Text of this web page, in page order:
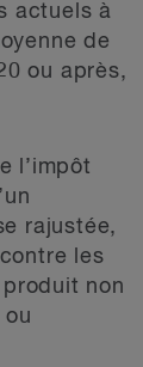
actuels à
de
ou après,
l’impôt
rajustée,
les
non